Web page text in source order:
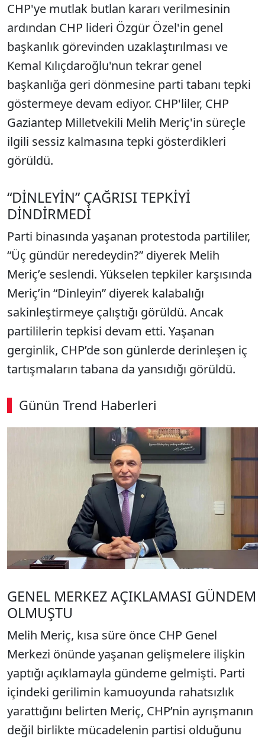
CHP'ye mutlak butlan kararı verilmesinin
ardından CHP lideri Özgür Özel'in genel
başkanlık görevinden uzaklaştırılması ve
Kemal Kılıçdaroğlu'nun tekrar genel
başkanlığa geri dönmesine parti tabanı tepki
göstermeye devam ediyor. CHP'liler, CHP
Gaziantep Milletvekili Melih Meriç'in süreçle
ilgili sessiz kalmasına tepki gösterdikleri
görüldü.
“DİNLEYİN” ÇAĞRISI TEPKİYİ
DİNDİRMEDİ
Parti binasında yaşanan protestoda partililer,
“Üç gündür neredeydin?” diyerek Melih
Meriç’e seslendi. Yükselen tepkiler karşısında
Meriç’in “Dinleyin” diyerek kalabalığı
sakinleştirmeye çalıştığı görüldü. Ancak
partililerin tepkisi devam etti. Yaşanan
gerginlik, CHP’de son günlerde derinleşen iç
tartışmaların tabana da yansıdığı görüldü.
Günün Trend Haberleri
GENEL MERKEZ AÇIKLAMASI GÜNDEM
OLMUŞTU
Melih Meriç, kısa süre önce CHP Genel
Merkezi önünde yaşanan gelişmelere ilişkin
yaptığı açıklamayla gündeme gelmişti. Parti
içindeki gerilimin kamuoyunda rahatsızlık
yarattığını belirten Meriç, CHP’nin ayrışmanın
değil birlikte mücadelenin partisi olduğunu